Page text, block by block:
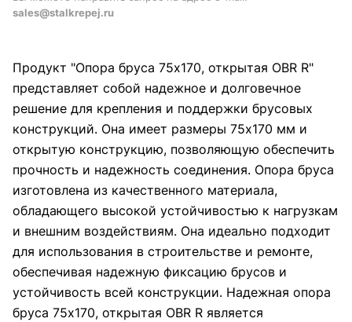
sales@stalkrepej.ru
Продукт "Опора бруса 75х170, открытая OBR R"
представляет собой надежное и долговечное
решение для крепления и поддержки брусовых
конструкций. Она имеет размеры 75х170 мм и
открытую конструкцию, позволяющую обеспечить
прочность и надежность соединения. Опора бруса
изготовлена из качественного материала,
обладающего высокой устойчивостью к нагрузкам
и внешним воздействиям. Она идеально подходит
для использования в строительстве и ремонте,
обеспечивая надежную фиксацию брусов и
устойчивость всей конструкции. Надежная опора
бруса 75х170, открытая OBR R является